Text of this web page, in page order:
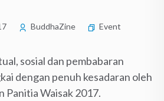
BuddhaZine
Event
sosial dan pembabaran
dengan penuh kesadaran oleh
Panitia Waisak 2017.